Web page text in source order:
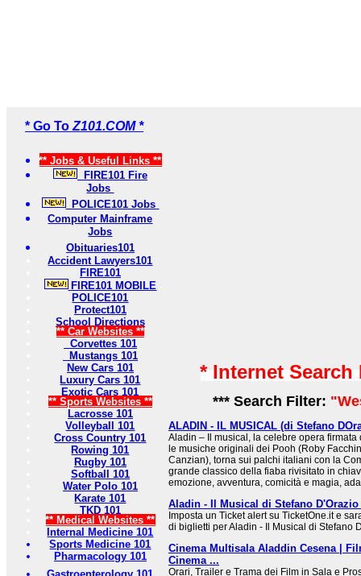
* Go To Z101.COM *
** Jobs & Useful Links **
FIRE101 Fire
Jobs
POLICE101 Jobs
Computer Mainframe
Jobs
Obituaries101
Accident Lawyers101
FIRE101
FIRE101 MOBILE
POLICE101
Protect101
School Directions
** Car Websites **
Corvettes 101
Mustangs 101
New Cars 101
Luxury Cars 101
Exotic Cars 101
** Sports Websites **
Lacrosse 101
Volleyball 101
Cross Country 101
Rowing 101
Rugby 101
Softball 101
Water Polo 101
Karate 101
TKD 101
** Medical Websites **
Internal Medicine 101
Sports Medicine 101
Pharmacology 101
* Internet
*** Search Filter:
ALADIN - IL MUSICAL (di Stefano
Aladin – Il musical, la celebre opera firmata
le musiche originali dei Pooh (Roby
Canzian), torna sui palchi italiani con la
grande classico della fiaba rivisitato in
emozione, avventura, comicità e magia,
Aladin - Il Musical di Stefano D'Orazio
Imposta un Ticket alert su TicketOne.it e
di biglietti per Aladin - Il Musical di Stefano
Cinema Multisala Aladdin Cesena |
Cinema ...
Orari, Trailer e Trama dei Film in Sala e